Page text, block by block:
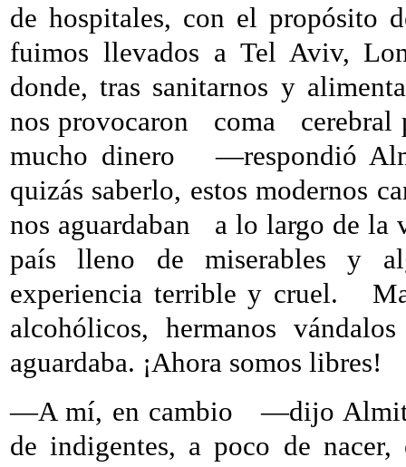
de hospitales, con el propósito
fuimos llevados a Tel Aviv,
donde, tras sanitarnos y
nos provocaron
coma
cerebral
mucho dinero
—respondió
quizás saberlo, estos modernos
nos aguardaban
a lo largo de la
país lleno de miserables y
experiencia terrible y cruel.
alcohólicos, hermanos
aguardaba. ¡Ahora somos libres!
—A mí, en cambio
—dijo
de indigentes, a poco de nacer,